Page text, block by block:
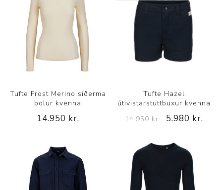
Tufte Frost Merino síðerma
bolur kvenna
14.950 kr.
Tufte Hazel
útivistarstuttbuxur kvenna
14.950 kr.
5.980 kr.